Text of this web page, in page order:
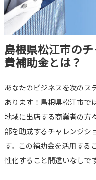
島根県松江市の
費補助金とは？
あなたのビジネスを次のス
あります！島根県松江市で
地域に出店する商業者の方
部を助成するチャレンジシ
す。この補助金を活用する
性化すること間違いなしです